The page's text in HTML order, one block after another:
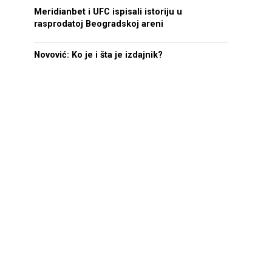
Meridianbet i UFC ispisali istoriju u
rasprodatoj Beogradskoj areni
Novović: Ko je i šta je izdajnik?